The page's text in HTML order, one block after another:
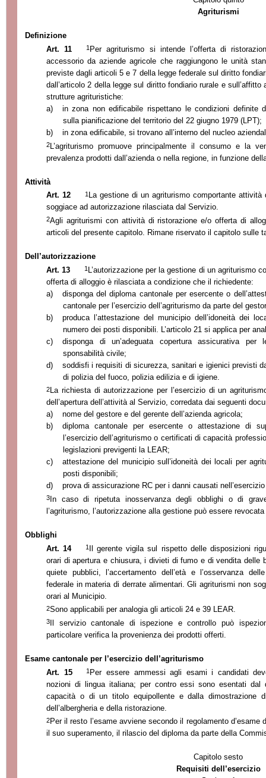
Agriturismi
Definizione
Art. 11
1Per agriturismo si intende l’offerta di
accessorio da aziende agricole che raggiungono le unità
previste dagli articoli 5 e 7 della legge federale sul diritto
dall’articolo 2 della legge sul diritto fondiario rurale e
strutture agrituristiche:
a)
in zona non edificabile rispettano le condizioni definite
sulla pianificazione del territorio del 22 giugno 1979 (LPT);
b)
in zona edificabile, si trovano all’interno del nucleo
2 L’agriturismo promuove principalmente il consumo e la
prevalenza prodotti dall’azienda o nella regione, in funzione
Attività
Art. 12
1La gestione di un agriturismo comportante
soggiace ad autorizzazione rilasciata dal Servizio.
2Agli agriturismi con attività di ristorazione e/o offerta di
articoli del presente capitolo. Rimane riservato il capitolo sulle
Dell’autorizzazione
Art. 13
1
L’autorizzazione per la gestione di un agriturismo
offerta di alloggio è rilasciata a condizione che il richiedente:
a)
disponga del diploma cantonale per esercente o
cantonale per l’esercizio dell’agriturismo da parte del
b)
produca l’attestazione del municipio dell’idoneità dei
numero dei posti disponibili. L’articolo 21 si applica per
c)
disponga di un’adeguata copertura assicurativa
sponsabilità civile;
d)
soddisfi i requisiti di sicurezza, sanitari e igienici previsti
di polizia del fuoco, polizia edilizia e di igiene.
2La richiesta di autorizzazione per l’esercizio di un
dell’apertura dell’attività al Servizio, corredata dai seguenti
a)
nome del gestore e del gerente dell’azienda agricola;
b)
diploma cantonale per esercente o attestazione di
l’esercizio dell’agriturismo o certificati di capacità
legislazioni previgenti la LEAR;
c)
attestazione del municipio sull’idoneità dei locali per
posti disponibili;
d)
prova di assicurazione RC per i danni causati nell’esercizio
3 In caso di ripetuta inosservanza degli obblighi o di
l’agriturismo, l’autorizzazione alla gestione può essere
Obblighi
Art. 14
1 Il gerente vigila sul rispetto delle disposizioni
orari di apertura e chiusura, i divieti di fumo e di vendita delle
quiete pubblici, l’accertamento dell’età e l’osservanza
federale in materia di derrate alimentari. Gli agriturismi non
orari al Municipio.
2Sono applicabili per analogia gli articoli 24 e 39 LEAR.
3
Il servizio cantonale di ispezione e controllo può
particolare verifica la provenienza dei prodotti offerti.
Esame cantonale per l’esercizio dell’agriturismo
Art. 15
1 Per essere ammessi agli esami i candidati
nozioni di lingua italiana; per contro essi sono esentati dal
capacità o di un titolo equipollente e dalla dimostrazione
dell’albergheria e della ristorazione.
2Per il resto l’esame avviene secondo il regolamento d’esame
il suo superamento, il rilascio del diploma da parte della
Capitolo sesto
Requisiti dell’esercizio